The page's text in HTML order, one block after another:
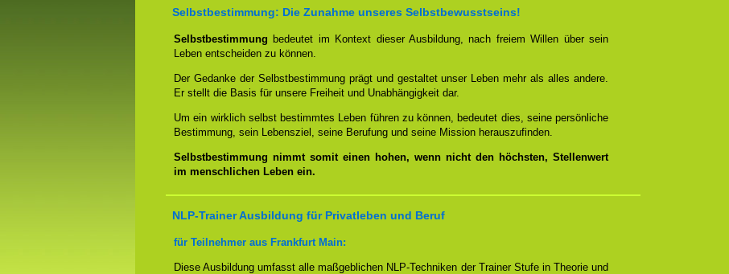
Selbstbestimmung: Die Zunahme unseres Selbstbewusstseins!
Selbstbestimmung bedeutet im Kontext dieser Ausbildung, nach freiem Willen über sein
Leben entscheiden zu können.
Der Gedanke der Selbstbestimmung prägt und gestaltet unser Leben mehr als alles andere.
Er stellt die Basis für unsere Freiheit und Unabhängigkeit dar.
Um ein wirklich selbst bestimmtes Leben führen zu können, bedeutet dies, seine persönliche
Bestimmung, sein Lebensziel, seine Berufung und seine Mission herauszufinden.
Selbstbestimmung nimmt somit einen hohen, wenn nicht den höchsten, Stellenwert
im menschlichen Leben ein.
NLP-Trainer Ausbildung für Privatleben und Beruf
für Teilnehmer aus Frankfurt Main:
Diese Ausbildung umfasst alle maßgeblichen NLP-Techniken der Trainer Stufe in Theorie und